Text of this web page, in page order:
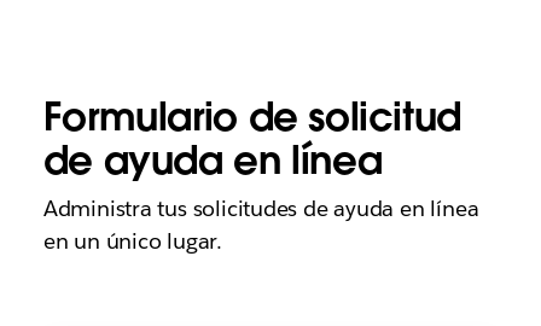
Formulario de solicitud
de ayuda en línea
Administra tus solicitudes de ayuda en línea
en un único lugar.